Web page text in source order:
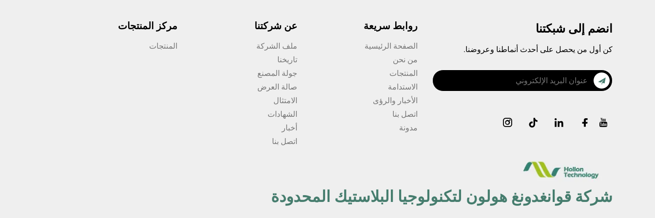
انضم إلى شبكتنا
كن أول من يحصل على أحدث أنماطنا وعروضنا.
روابط سريعة
الصفحة الرئيسية
من نحن
المنتجات
الاستدامة
الأخبار والرؤى
اتصل بنا
مدونة
عن شركتنا
ملف الشركة
تاريخنا
جولة المصنع
صالة العرض
الامتثال
الشهادات
أخبار
اتصل بنا
مركز المنتجات
المنتجات
شركة قوانغدونغ هولون لتكنولوجيا البلاستيك المحدودة